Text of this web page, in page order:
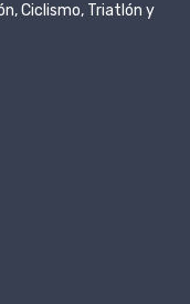
Ciclismo, Triatlón y